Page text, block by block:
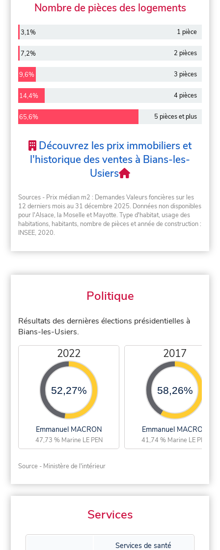
Nombre de pièces des logements
3,1% 1 pièce
7,2% 2 pièces
9,6% 3 pièces
14,4% 4 pièces
65,6% 5 pièces et plus
Découvrez les prix immobiliers et
l'historique des ventes à Bians-les-
Usiers
Sources - Prix médian m2 : Demandes Valeurs foncières sur les
12 derniers mois au 31 décembre 2025. Données non disponibles
pour l'Alsace, la Moselle et Mayotte. Type d'habitat, usage des
habitations, habitants, nombre de pièces et année de construction :
INSEE, 2020.
Politique
Résultats des dernières élections présidentielles à
Bians-les-Usiers.
2022
52,27%
Emmanuel MACRON
47,73 % Marine LE PEN
2017
58,26%
Emmanuel MACRON
41,74 % Marine LE PEN
Source - Ministère de l'intérieur
Services
Services de santé